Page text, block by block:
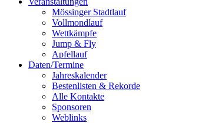
Mössinger Stadtlauf
Vollmondlauf
Wettkämpfe
Jump & Fly
Apfellauf
Daten/Termine
Jahreskalender
Bestenlisten & Rekorde
Alle Kontakte
Sponsoren
Weblinks